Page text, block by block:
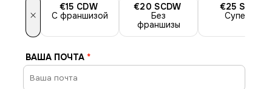
×
€15 CDW
С франшизой
€20 SCDW
Без
франшизы
€25 SLI
Супер
ВАША ПОЧТА *